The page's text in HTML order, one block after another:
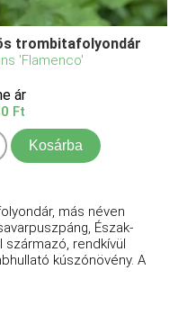
trombitafolyondár
'Flamenco'
ár
Ft
Kosárba
más néven
Észak-
rendkívül
kúszónövény. A